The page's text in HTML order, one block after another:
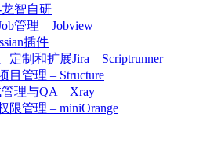
龙智自研
管理 – Jobview
插件
定制和扩展Jira – Scriptrunner
目管理 – Structure
理与QA – Xray
限管理 – miniOrange